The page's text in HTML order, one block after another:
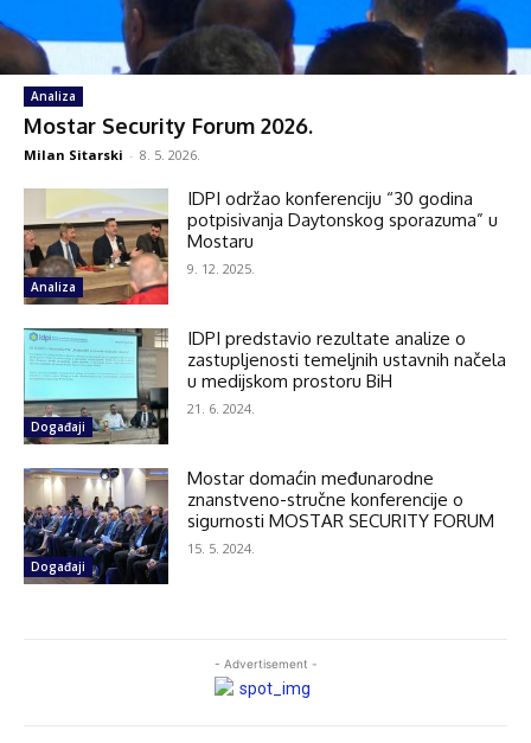
Analiza
Mostar Security Forum 2026.
Milan Sitarski - 8. 5. 2026.
Analiza
IDPI održao konferenciju “30 godina
potpisivanja Daytonskog sporazuma” u
Mostaru
9. 12. 2025.
Događaji
IDPI predstavio rezultate analize o
zastupljenosti temeljnih ustavnih načela
u medijskom prostoru BiH
21. 6. 2024.
Događaji
Mostar domaćin međunarodne
znanstveno-stručne konferencije o
sigurnosti MOSTAR SECURITY FORUM
15. 5. 2024.
- Advertisement -